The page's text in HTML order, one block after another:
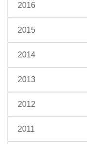
2016
2015
2014
2013
2012
2011